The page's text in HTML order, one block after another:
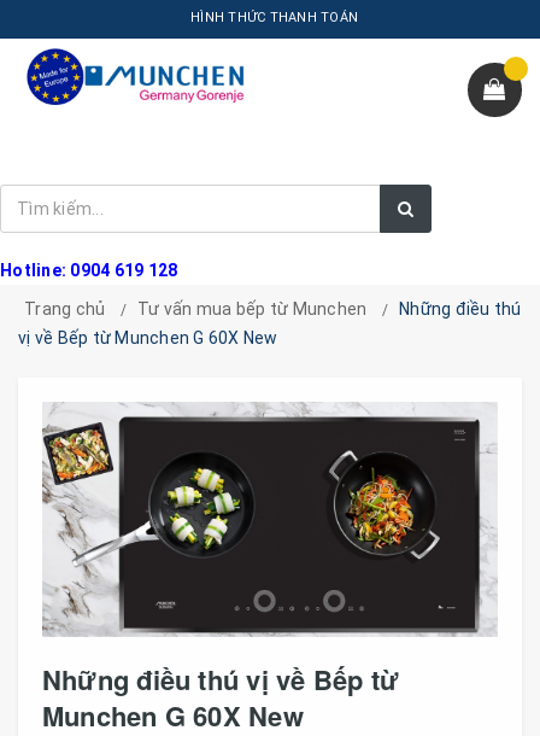
HÌNH THỨC THANH TOÁN
Hotline: 0904 619 128
Trang chủ
Tư vấn mua bếp từ Munchen
Những điều thú
vị về Bếp từ Munchen G 60X New
Những điều thú vị về Bếp từ
Munchen G 60X New